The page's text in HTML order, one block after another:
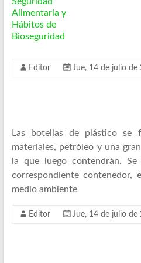
Editor Jue, 14 de julio de
Las botellas de plástico se
materiales, petróleo y una
la que luego contendrán.
correspondiente contenedor,
medio ambiente
Editor Jue, 14 de julio de